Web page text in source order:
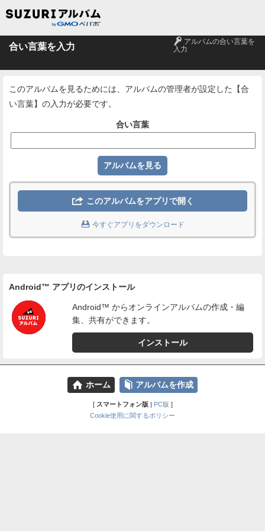
合い言葉を入力 🔑 アルバムの合い言葉を
入力
このアルバムを見るためには、アルバムの管理者が設定した【合
い言葉】の入力が必要です。
合い言葉
 このアルバムをアプリで開く
 今すぐアプリをダウンロード
Android™ アプリのインストール
Android™ からオンラインアルバムの作成・編
集、共有ができます。
インストール
⌂ ホーム 📕 アルバムを作成
[ スマートフォン版| PC版 ]
Cookie使用に関するポリシー